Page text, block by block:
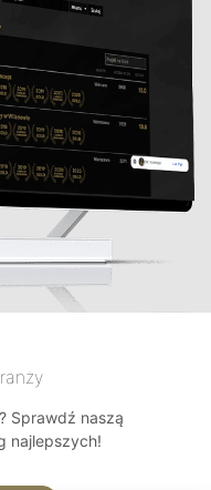
Sprawdź naszą
najlepszych!